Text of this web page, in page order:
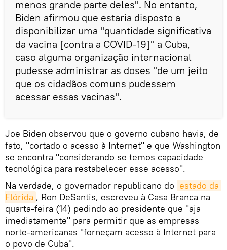
menos grande parte deles". No entanto,
Biden afirmou que estaria disposto a
disponibilizar uma "quantidade significativa
da vacina [contra a COVID-19]" a Cuba,
caso alguma organização internacional
pudesse administrar as doses "de um jeito
que os cidadãos comuns pudessem
acessar essas vacinas".
Joe Biden observou que o governo cubano havia, de
fato, "cortado o acesso à Internet" e que Washington
se encontra "considerando se temos capacidade
tecnológica para restabelecer esse acesso".
Na verdade, o governador republicano do estado da
Flórida , Ron DeSantis, escreveu à Casa Branca na
quarta-feira (14) pedindo ao presidente que "aja
imediatamente" para permitir que as empresas
norte-americanas "forneçam acesso à Internet para
o povo de Cuba".